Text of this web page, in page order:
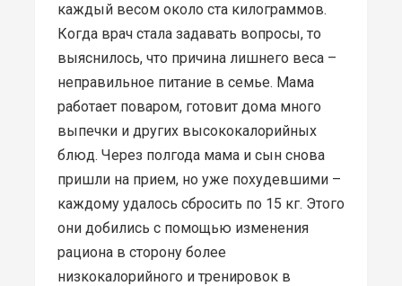
каждый весом около ста килограммов.
Когда врач стала задавать вопросы, то
выяснилось, что причина лишнего веса –
неправильное питание в семье. Мама
работает поваром, готовит дома много
выпечки и других высококалорийных
блюд. Через полгода мама и сын снова
пришли на прием, но уже похудевшими –
каждому удалось сбросить по 15 кг. Этого
они добились с помощью изменения
рациона в сторону более
низкокалорийного и тренировок в